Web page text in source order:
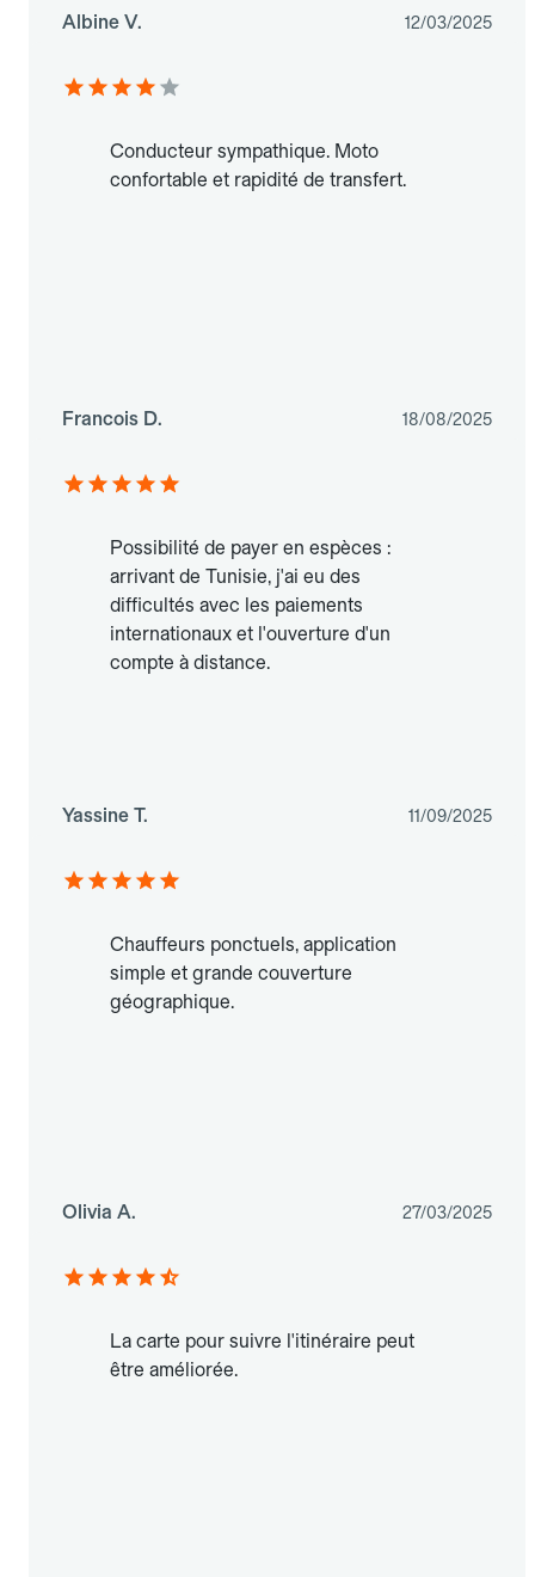
Albine V. 12/03/2025
Conducteur sympathique. Moto
confortable et rapidité de transfert.
Francois D. 18/08/2025
Possibilité de payer en espèces :
arrivant de Tunisie, j'ai eu des
difficultés avec les paiements
internationaux et l'ouverture d'un
compte à distance.
Yassine T. 11/09/2025
Chauffeurs ponctuels, application
simple et grande couverture
géographique.
Olivia A. 27/03/2025
La carte pour suivre l'itinéraire peut
être améliorée.